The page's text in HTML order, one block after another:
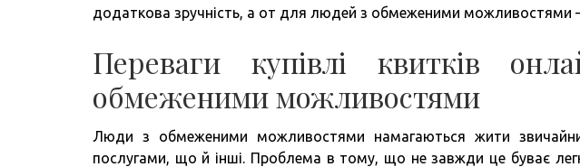
додаткова зручність, а от для людей з обмеженими можливостями –
Переваги купівлі квитків
обмеженими можливостями
Люди з обмеженими можливостями намагаються жити
послугами, що й інші. Проблема в тому, що не завжди це буває